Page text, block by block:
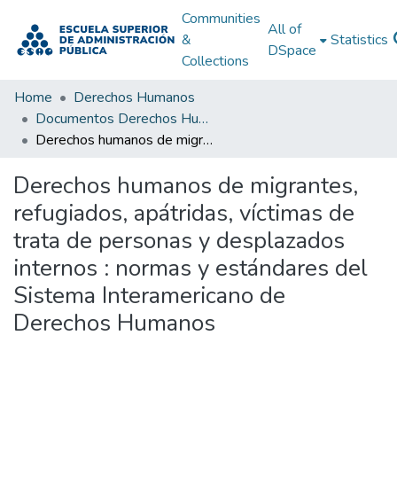
Communities
&
Collections
All of
DSpace
Statistics
Home
Derechos Humanos
Documentos Derechos Humanos
Derechos humanos de migrantes, refugiados, apátridas, víctimas de trata de personas y desplazados internos : normas y estándares del Sistema Interamericano de Derechos Humanos
Derechos humanos de migrantes,
refugiados, apátridas, víctimas de
trata de personas y desplazados
internos : normas y estándares del
Sistema Interamericano de
Derechos Humanos